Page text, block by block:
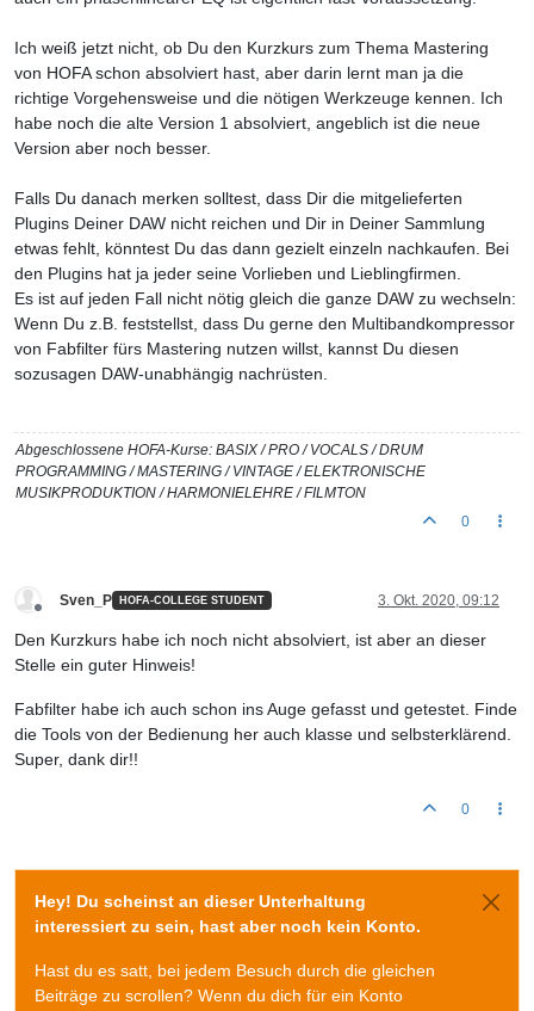
Ich weiß jetzt nicht, ob Du den Kurzkurs zum Thema Mastering
von HOFA schon absolviert hast, aber darin lernt man ja die
richtige Vorgehensweise und die nötigen Werkzeuge kennen. Ich
habe noch die alte Version 1 absolviert, angeblich ist die neue
Version aber noch besser.
Falls Du danach merken solltest, dass Dir die mitgelieferten
Plugins Deiner DAW nicht reichen und Dir in Deiner Sammlung
etwas fehlt, könntest Du das dann gezielt einzeln nachkaufen. Bei
den Plugins hat ja jeder seine Vorlieben und Lieblingfirmen.
Es ist auf jeden Fall nicht nötig gleich die ganze DAW zu wechseln:
Wenn Du z.B. feststellst, dass Du gerne den Multibandkompressor
von Fabfilter fürs Mastering nutzen willst, kannst Du diesen
sozusagen DAW-unabhängig nachrüsten.
Abgeschlossene HOFA-Kurse: BASIX / PRO / VOCALS / DRUM
PROGRAMMING / MASTERING / VINTAGE / ELEKTRONISCHE
MUSIKPRODUKTION / HARMONIELEHRE / FILMTON
0
Sven_P HOFA-COLLEGE STUDENT 3. Okt. 2020, 09:12
Den Kurzkurs habe ich noch nicht absolviert, ist aber an dieser
Stelle ein guter Hinweis!
Fabfilter habe ich auch schon ins Auge gefasst und getestet. Finde
die Tools von der Bedienung her auch klasse und selbsterklärend.
Super, dank dir!!
0
Hey! Du scheinst an dieser Unterhaltung
interessiert zu sein, hast aber noch kein Konto.
Hast du es satt, bei jedem Besuch durch die gleichen
Beiträge zu scrollen? Wenn du dich für ein Konto